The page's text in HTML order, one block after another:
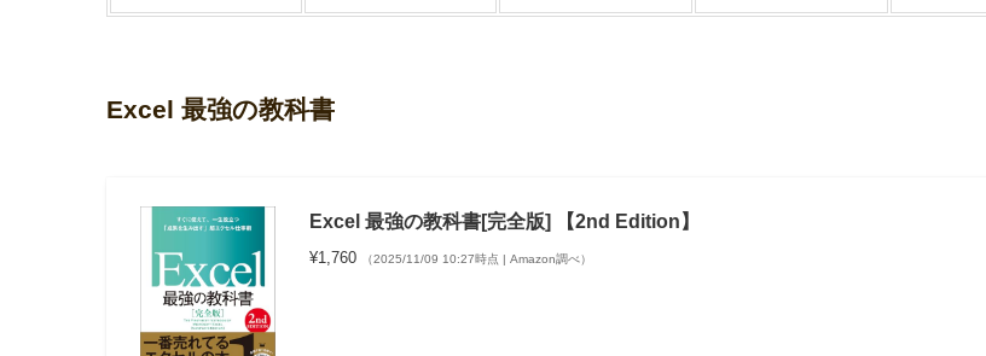
Excel 最強の教科書
Excel 最強の教科書[完全版] 【2nd Edition】
¥1,760 （2025/11/09 10:27時点 | Amazon調べ）